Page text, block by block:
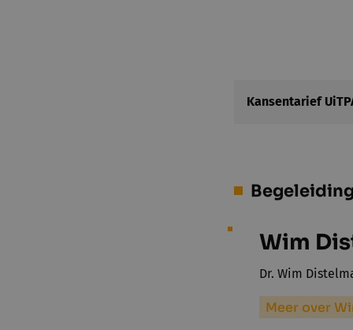
Kansentarief
Begeleiding
Wim
Dr. Wim
Meer over